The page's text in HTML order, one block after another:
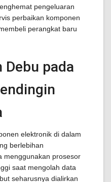
pengeluaran
perbaikan komponen
perangkat baru
pada
elektronik di dalam
berlebihan
menggunakan prosesor
saat mengolah data
seharusnya dialirkan